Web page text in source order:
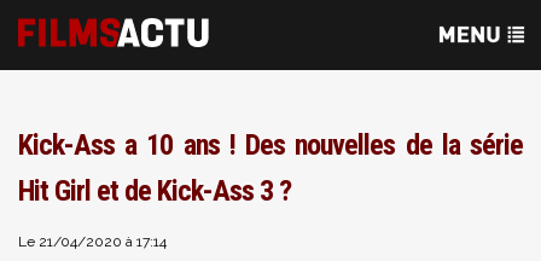
Kick-Ass a 10 ans ! Des nouvelles de la série
Hit Girl et de Kick-Ass 3 ?
Le 21/04/2020 à 17:14